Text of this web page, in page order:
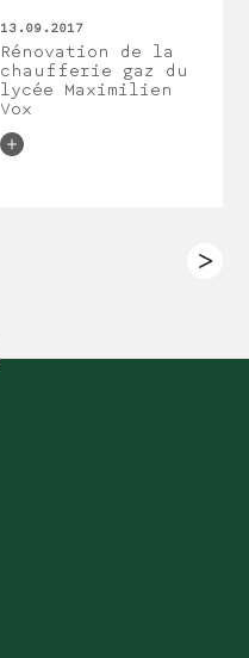
13.09.2017
Rénovation de la
chaufferie gaz du
lycée Maximilien
Vox